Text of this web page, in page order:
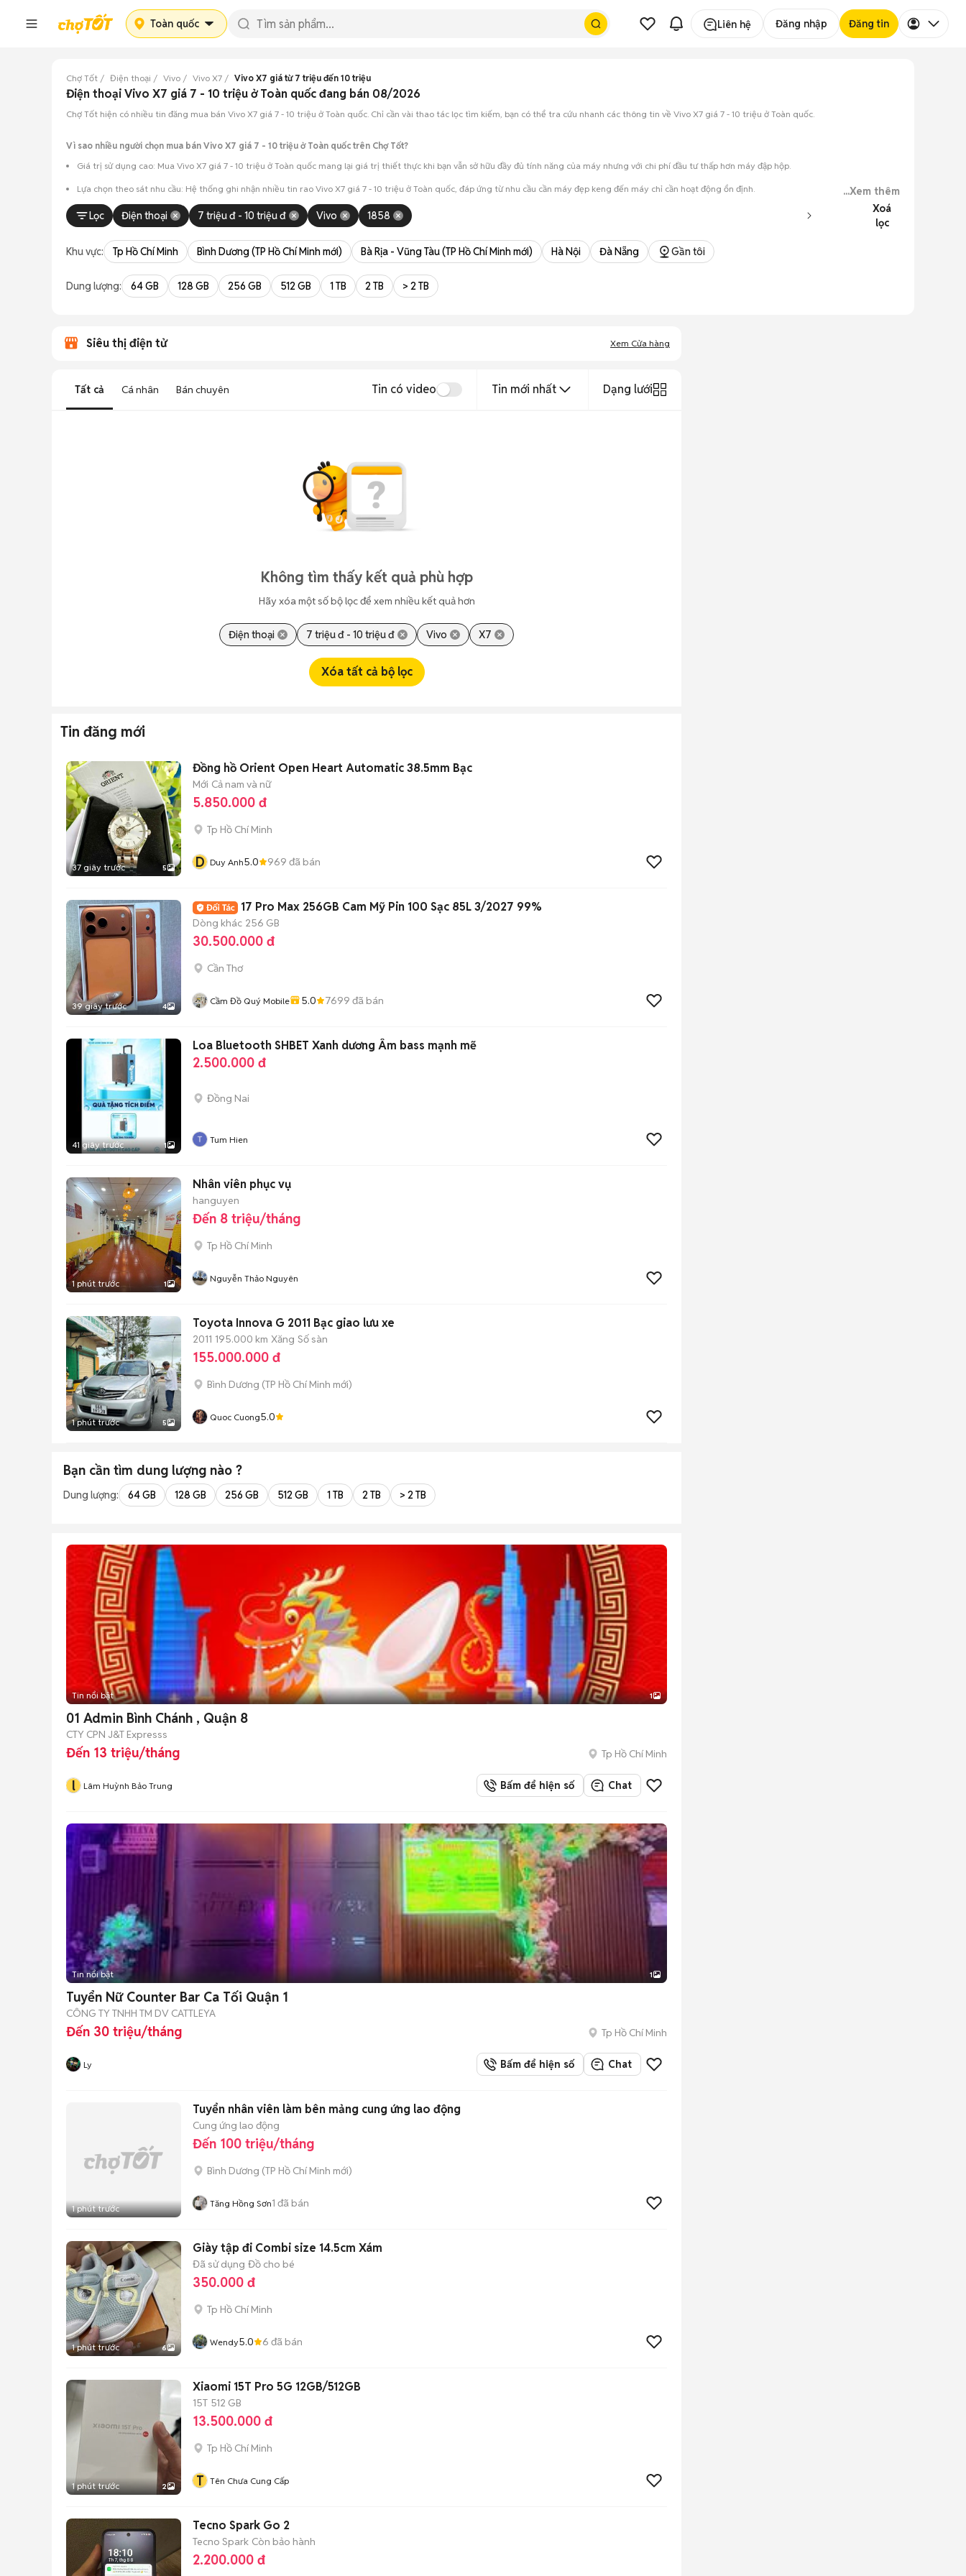
Toàn quốc Liên hệ Đăng nhập Đăng tin
Chợ Tốt Điện thoại Vivo Vivo X7 Vivo X7 giá từ 7 triệu đến 10 triệu
Điện thoại Vivo X7 giá 7 - 10 triệu ở Toàn quốc đang bán 08/2026
Chợ Tốt hiện có nhiều tin đăng mua bán Vivo X7 giá 7 - 10 triệu ở Toàn quốc. Chỉ cần vài thao tác lọc tìm kiếm, bạn có thể tra cứu nhanh các thông tin về Vivo X7 giá 7 - 10 triệu ở Toàn quốc.
Vì sao nhiều người chọn mua bán Vivo X7 giá 7 - 10 triệu ở Toàn quốc trên Chợ Tốt?
Giá trị sử dụng cao: Mua Vivo X7 giá 7 - 10 triệu ở Toàn quốc mang lại giá trị thiết thực khi bạn vẫn sở hữu đầy đủ tính năng của máy nhưng với chi phí đầu tư thấp hơn máy đập hộp.
Lựa chọn theo sát nhu cầu: Hệ thống ghi nhận nhiều tin rao Vivo X7 giá 7 - 10 triệu ở Toàn quốc, đáp ứng từ nhu cầu cần máy đẹp keng đến máy chỉ cần hoạt động ổn định.
Test máy tại chỗ: Tạo điều kiện để người mua đến tận nơi xem xét cẩn thận, test loa, camera, wifi... để đảm bảo máy không có lỗi phát sinh.
...Xem thêm
Lọc
Điện thoại 7 triệu đ - 10 triệu đ Vivo 1858
Xoá
lọc
Khu vực: Tp Hồ Chí Minh Bình Dương (TP Hồ Chí Minh mới) Bà Rịa - Vũng Tàu (TP Hồ Chí Minh mới) Hà Nội Đà Nẵng Gần tôi
Dung lượng: 64 GB 128 GB 256 GB 512 GB 1 TB 2 TB > 2 TB
Siêu thị điện tử Xem Cửa hàng
Tất cả Cá nhân Bán chuyên Tin có video Tin mới nhất Dạng lưới
Không tìm thấy kết quả phù hợp
Hãy xóa một số bộ lọc để xem nhiều kết quả hơn
Điện thoại 7 triệu đ - 10 triệu đ Vivo X7
Xóa tất cả bộ lọc
Tin đăng mới
37 giây trước 5
Đồng hồ Orient Open Heart Automatic 38.5mm Bạc
Mới Cả nam và nữ
5.850.000 đ
Tp Hồ Chí Minh
D Duy Anh5.0 969 đã bán
39 giây trước 4
17 Pro Max 256GB Cam Mỹ Pin 100 Sạc 85L 3/2027 99%
Dòng khác 256 GB
30.500.000 đ
Cần Thơ
Cầm Đồ Quý Mobile 5.0 7699 đã bán
41 giây trước 1
Loa Bluetooth SHBET Xanh dương Âm bass mạnh mẽ
2.500.000 đ
Đồng Nai
Tum Hien
1 phút trước 1
Nhân viên phục vụ
hanguyen
Đến 8 triệu/tháng
Tp Hồ Chí Minh
Nguyễn Thảo Nguyên
1 phút trước 5
Toyota Innova G 2011 Bạc giao lưu xe
2011 195.000 km Xăng Số sàn
155.000.000 đ
Bình Dương (TP Hồ Chí Minh mới)
Quoc Cuong5.0
Bạn cần tìm dung lượng nào ?
Dung lượng: 64 GB 128 GB 256 GB 512 GB 1 TB 2 TB > 2 TB
Tin nổi bật 1
01 Admin Bình Chánh , Quận 8
CTY CPN J&T Expresss
Đến 13 triệu/tháng Tp Hồ Chí Minh
l Lâm Huỳnh Bảo Trung Bấm để hiện số Chat
Tin nổi bật 1
Tuyển Nữ Counter Bar Ca Tối Quận 1
CÔNG TY TNHH TM DV CATTLEYA
Đến 30 triệu/tháng Tp Hồ Chí Minh
Ly Bấm để hiện số Chat
1 phút trước
Tuyển nhân viên làm bên mảng cung ứng lao động
Cung ứng lao động
Đến 100 triệu/tháng
Bình Dương (TP Hồ Chí Minh mới)
Tăng Hồng Sơn1 đã bán
1 phút trước 6
Giày tập đi Combi size 14.5cm Xám
Đã sử dụng Đồ cho bé
350.000 đ
Tp Hồ Chí Minh
Wendy5.0 6 đã bán
1 phút trước 2
Xiaomi 15T Pro 5G 12GB/512GB
15T 512 GB
13.500.000 đ
Tp Hồ Chí Minh
T Tên Chưa Cung Cấp
Tecno Spark Go 2
Tecno Spark Còn bảo hành
2.200.000 đ